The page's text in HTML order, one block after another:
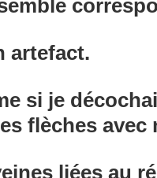
artefact.
si je
flèches avec
liées au